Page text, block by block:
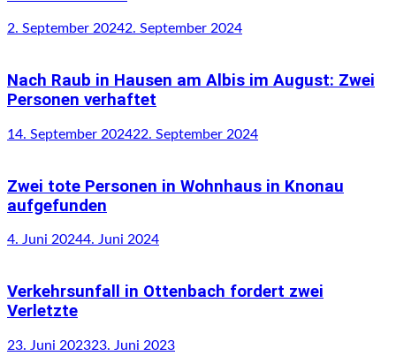
2. September 20242. September 2024
Nach Raub in Hausen am Albis im August: Zwei
Personen verhaftet
14. September 202422. September 2024
Zwei tote Personen in Wohnhaus in Knonau
aufgefunden
4. Juni 20244. Juni 2024
Verkehrsunfall in Ottenbach fordert zwei
Verletzte
23. Juni 202323. Juni 2023